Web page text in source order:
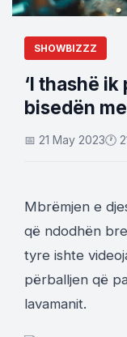
SHOWBIZZZ
‘I thashë ik
bisedën
📅 21 May 2023🕐
Mbrëmjen e
që ndodhën
tyre ishte
përballjen që
lavamanit.